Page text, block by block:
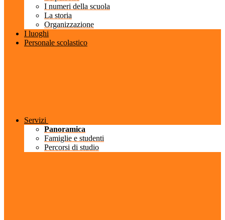
I numeri della scuola
La storia
Organizzazione
I luoghi
Personale scolastico
Servizi
Panoramica
Famiglie e studenti
Percorsi di studio